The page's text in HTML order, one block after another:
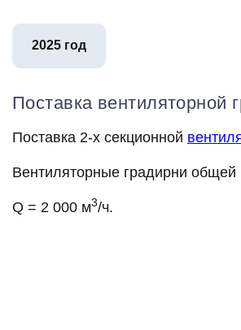
2025 год
Поставка вентиляторной
Поставка 2-х секционной
Вентиляторные градирни
Q = 2 000 м3/ч.